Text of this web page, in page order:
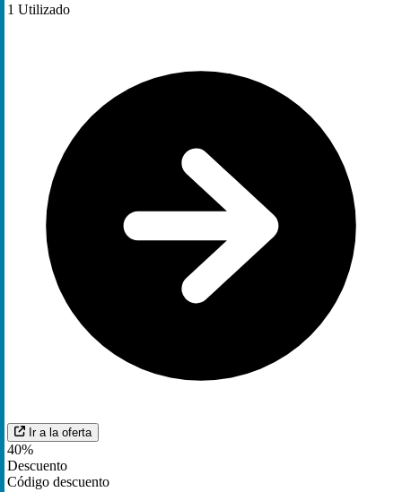
1 Utilizado
Ir a la oferta
40%
Descuento
Código descuento